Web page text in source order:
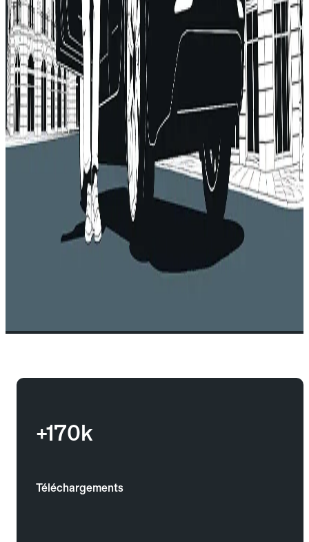
+170k
Téléchargements